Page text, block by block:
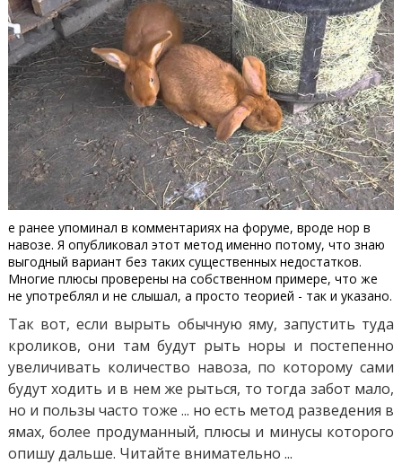
е ранее упоминал в комментариях на форуме, вроде нор в
навозе. Я опубликовал этот метод именно потому, что знаю
выгодный вариант без таких существенных недостатков.
Многие плюсы проверены на собственном примере, что же
не употреблял и не слышал, а просто теорией - так и указано.
Так вот, если вырыть обычную яму, запустить туда
кроликов, они там будут рыть норы и постепенно
увеличивать количество навоза, по которому сами
будут ходить и в нем же рыться, то тогда забот мало,
но и пользы часто тоже ... но есть метод разведения в
ямах, более продуманный, плюсы и минусы которого
опишу дальше. Читайте внимательно ...